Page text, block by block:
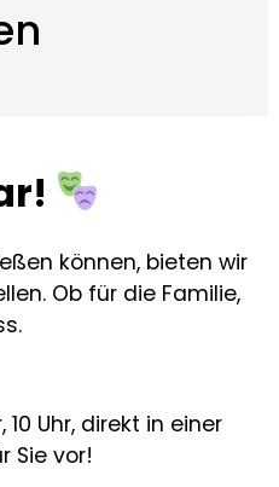
können, bieten wir
Ob für die Familie,
Uhr, direkt in einer
Sie vor!